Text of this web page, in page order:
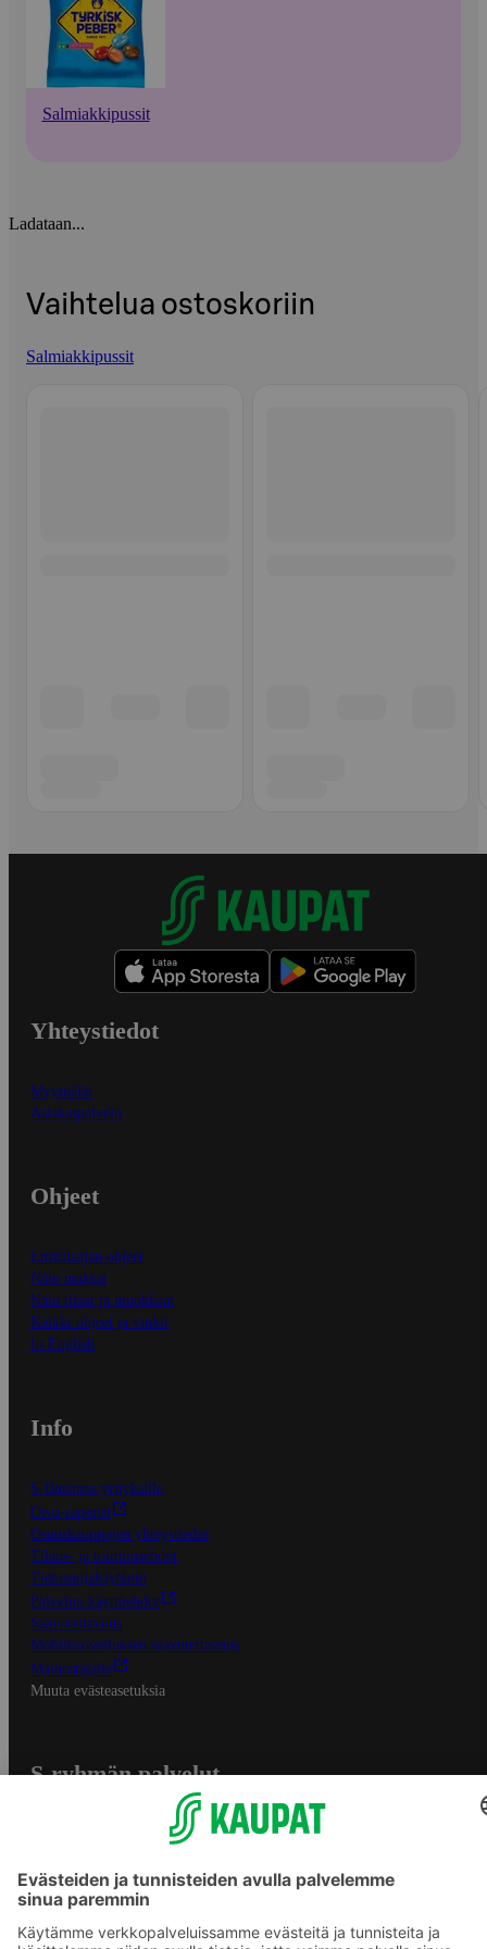
Salmiakkipussit
Ladataan...
Vaihtelua ostoskoriin
Salmiakkipussit
Yhteystiedot
Myymälät
Asiakaspalvelu
Ohjeet
Ensitilaajan ohjeet
Näin maksat
Näin tilaat ja muokkaat
Kaikki ohjeet ja vinkit
In English
Info
S-Business yrityksille
Oiva-raportit
Osuuskauppojen yhteystiedot
Tilaus- ja toimitusehdot
Tietosuojakäytäntö
Palvelun käyttöehdot
Saavutettavuus
Mobiilisovelluksen saavutettavuus
Mainostajalle
Muuta evästeasetuksia
S-ryhmän palvelut
Yhteishyvä Ruoka -sovellus
S-ostoslista -sovellus
Prisma.fi